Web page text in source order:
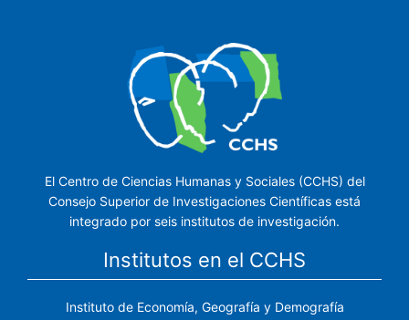
El Centro de Ciencias Humanas y Sociales (CCHS) del
Consejo Superior de Investigaciones Científicas está
integrado por seis institutos de investigación.
Institutos en el CCHS
Instituto de Economía, Geografía y Demografía